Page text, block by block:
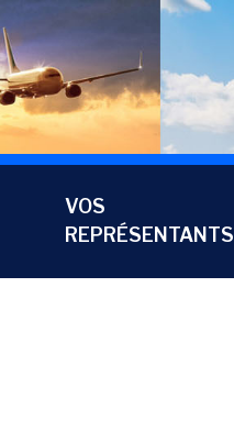
VOS
REPRÉSENTANTS